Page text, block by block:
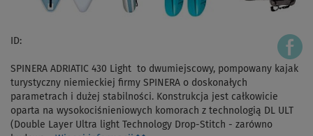
ID:
SPINERA ADRIATIC 430 Light to dwumiejscowy, pompowany kajak
turystyczny niemieckiej firmy SPINERA o doskonałych
parametrach i dużej stabilności. Konstrukcja jest całkowicie
oparta na wysokociśnieniowych komorach z technologią DL ULT
(Double Layer Ultra light Technology Drop-Stitch - zarówno